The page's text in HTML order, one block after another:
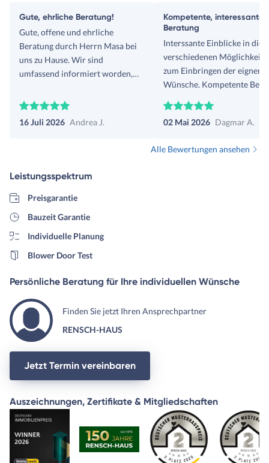
Gute, ehrliche Beratung!
Gute, offene und ehrliche
Beratung durch Herrn Masa bei
uns zu Hause. Wir sind
umfassend informiert worden,
Eindruck von dem Unternehmen
16 Juli 2026 Andrea J.
Kompetente, interessante
Beratung
Interssante Einblicke in die
verschiedenen
zum Einbringen der eignen
Wünsche. Kompetente
der Fertighausstruktur und
Ablauf des Hausbaus. Ein
vornehmen.
02 Mai 2026 Dagmar A.
Alle Bewertungen ansehen
Leistungsspektrum
Preisgarantie
Bauzeit Garantie
Individuelle Planung
Blower Door Test
Persönliche Beratung für Ihre individuellen Wünsche
Finden Sie jetzt Ihren Ansprechpartner
RENSCH-HAUS
Jetzt Termin vereinbaren
Auszeichnungen, Zertifikate & Mitgliedschaften